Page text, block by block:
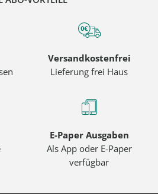
Versandkostenfrei
Lieferung frei Haus
E-Paper Ausgaben
Als App oder E-Paper
verfügbar